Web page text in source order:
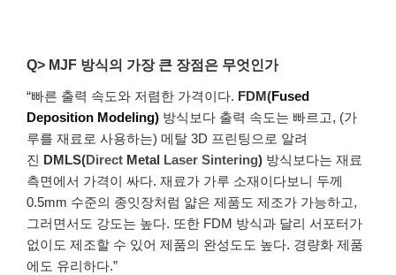
Q> MJF 방식의 가장 큰 장점은 무엇인가
“빠른 출력 속도와 저렴한 가격이다. FDM(Fused
Deposition Modeling) 방식보다 출력 속도는 빠르고, (가
루를 재료로 사용하는) 메탈 3D 프린팅으로 알려
진 DMLS(Direct Metal Laser Sintering) 방식보다는 재료
측면에서 가격이 싸다. 재료가 가루 소재이다보니 두께
0.5mm 수준의 종잇장처럼 얇은 제품도 제조가 가능하고,
그러면서도 강도는 높다. 또한 FDM 방식과 달리 서포터가
없이도 제조할 수 있어 제품의 완성도도 높다. 경량화 제품
에도 유리하다.”